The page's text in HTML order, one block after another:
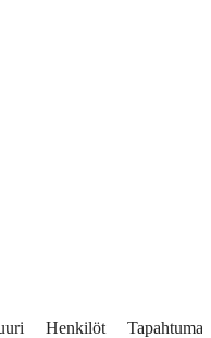
Henkilöt Tapahtumat